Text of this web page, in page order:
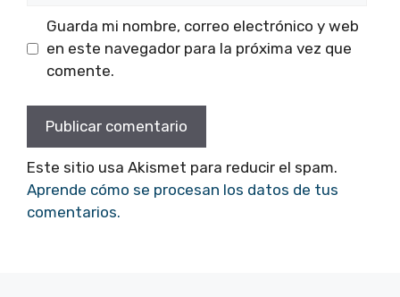
Guarda mi nombre, correo electrónico y web
en este navegador para la próxima vez que
comente.
Este sitio usa Akismet para reducir el spam.
Aprende cómo se procesan los datos de tus
comentarios.